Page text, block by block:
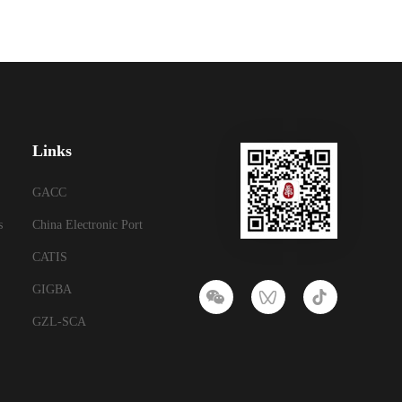
Links
GACC
China Electronic Port
CATIS
GIGBA
GZL-SCA